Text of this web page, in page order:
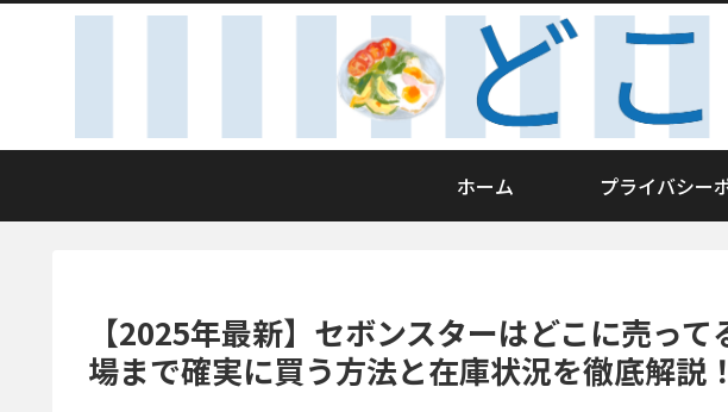
ホーム プライバシー
【2025年最新】セボンスターはどこに売っ
場まで確実に買う方法と在庫状況を徹底解説！